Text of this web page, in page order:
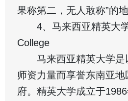
果称第二，无人敢称”的地
4、马来西亚精英大学
College
马来西亚精英大学是
师资力量而享誉东南亚
府。精英大学成立于